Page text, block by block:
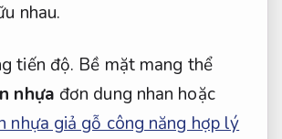
nhau.
tiến độ. Bề mặt mang thể
nhựa đơn dung nhan hoặc
nhựa giả gỗ công năng hợp lý